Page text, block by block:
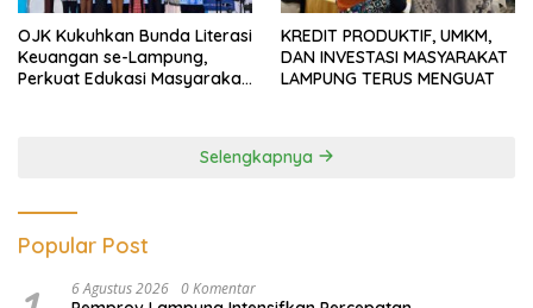
OJK Kukuhkan Bunda Literasi
Keuangan se-Lampung,
Perkuat Edukasi Masyarakat
KREDIT PRODUKTIF, UMKM,
DAN INVESTASI MASYARAKAT
LAMPUNG TERUS MENGUAT
Selengkapnya
Popular Post
6 Agustus 2026 0 Komentar